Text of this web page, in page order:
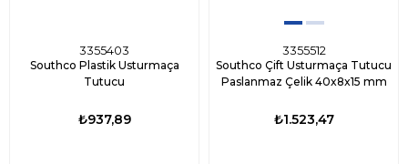
3355403
Southco Plastik Usturmaça
Tutucu
₺937,89
3355512
Southco Çift Usturmaça Tutucu
Paslanmaz Çelik 40x8x15 mm
₺1.523,47